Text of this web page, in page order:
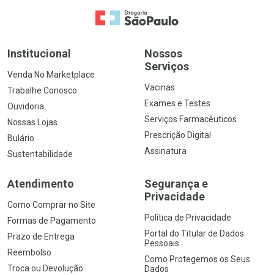
Ir para a Home
Institucional
Venda No Marketplace
Trabalhe Conosco
Ouvidoria
Nossas Lojas
Bulário
Sustentabilidade
Nossos
Serviços
Vacinas
Exames e Testes
Serviços Farmacêuticos
Prescrição Digital
Assinatura
Atendimento
Como Comprar no Site
Formas de Pagamento
Prazo de Entrega
Reembolso
Troca ou Devolução
Segurança e
Privacidade
Política de Privacidade
Portal do Titular de Dados
Pessoais
Como Protegemos os Seus
Dados